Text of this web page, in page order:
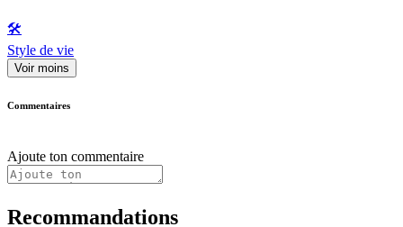
🛠️
Style de vie
Voir moins
Commentaires
Ajoute ton commentaire
Recommandations